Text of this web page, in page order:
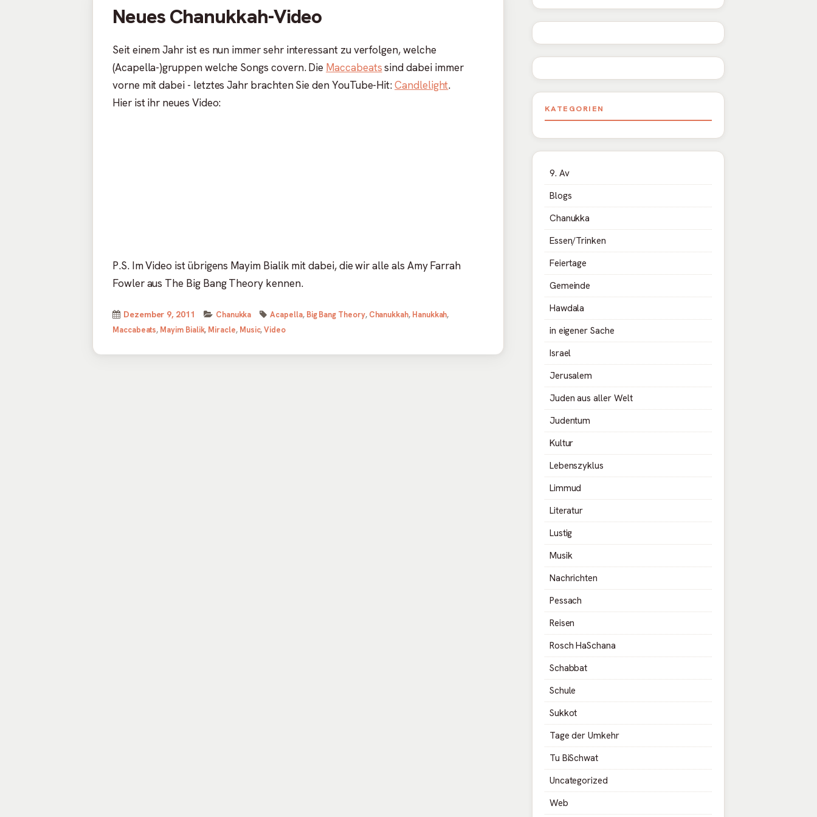
Neues Chanukkah-Video
Seit einem Jahr ist es nun immer sehr interessant zu verfolgen, welche
(Acapella-)gruppen welche Songs covern. Die Maccabeatssind dabei immer
vorne mit dabei - letztes Jahr brachten Sie den YouTube-Hit:Candlelight.
Hier ist ihr neues Video:
P.S. Im Video ist übrigens Mayim Bialik mit dabei, die wir alle als Amy Farrah
Fowler aus The Big Bang Theory kennen.
Veröffentlicht
am
Dezember 9, 2011 Kategorien
Chanukka Schlagwörter
Acapella, Big Bang Theory, Chanukkah, Hanukkah,
Maccabeats, Mayim Bialik, Miracle, Music,Video
KATEGORIEN
9. Av
Blogs
Chanukka
Essen/Trinken
Feiertage
Gemeinde
Hawdala
in eigener Sache
Israel
Jerusalem
Juden aus aller Welt
Judentum
Kultur
Lebenszyklus
Limmud
Literatur
Lustig
Musik
Nachrichten
Pessach
Reisen
Rosch HaSchana
Schabbat
Schule
Sukkot
Tage der Umkehr
Tu BiSchwat
Uncategorized
Web